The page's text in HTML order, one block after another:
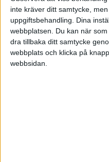
inte kräver ditt samtycke,
uppgiftsbehandling. Dina
webbplatsen. Du kan när
dra tillbaka ditt samtycke
webbplats och klicka på
webbsidan.
redovisningskonsulter
granska
också på sätt och vis
revisorn har skrivit på
brukar sällan